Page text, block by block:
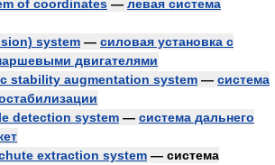
of coordinates — левая система
system — силовая установка с
двигателями
stability augmentation system — система
detection system — система дальнего
extraction system — система